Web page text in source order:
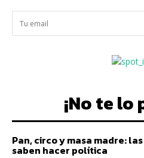
¡No te lo
Pan, circo y masa madre:
saben hacer política